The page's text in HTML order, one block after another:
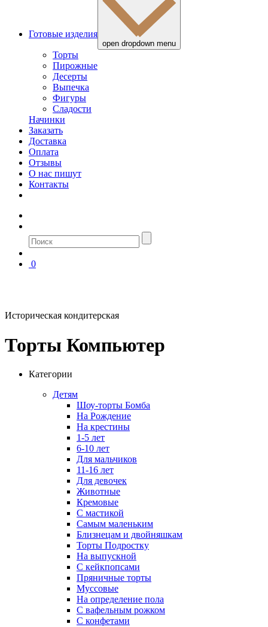
Готовые изделия
open dropdown menu
Торты
Пирожные
Десерты
Выпечка
Фигуры
Сладости
Начинки
Заказать
Доставка
Оплата
Отзывы
О нас пишут
Контакты
0
Историческая кондитерская
Торты Компьютер
Категории
Детям
Шоу-торты Бомба
На Рождение
На крестины
1-5 лет
6-10 лет
Для мальчиков
11-16 лет
Для девочек
Животные
Кремовые
С мастикой
Самым маленьким
Близнецам и двойняшкам
Торты Подростку
На выпускной
С кейкпопсами
Пряничные торты
Муссовые
На определение пола
С вафельным рожком
С конфетами